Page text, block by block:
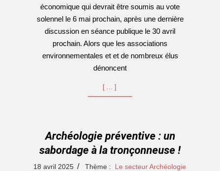
économique qui devrait être soumis au vote
solennel le 6 mai prochain, après une dernière
discussion en séance publique le 30 avril
prochain. Alors que les associations
environnementales et et de nombreux élus
dénoncent
[…]
Archéologie préventive : un
sabordage à la tronçonneuse !
2025-
18 avril 2025 Thème : Le secteur Archéologie